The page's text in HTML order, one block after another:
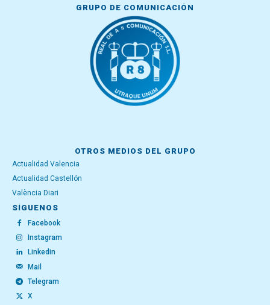
GRUPO DE COMUNICACIÓN
OTROS MEDIOS DEL GRUPO
Actualidad Valencia
Actualidad Castellón
València Diari
SÍGUENOS
Facebook
Instagram
Linkedin
Mail
Telegram
X